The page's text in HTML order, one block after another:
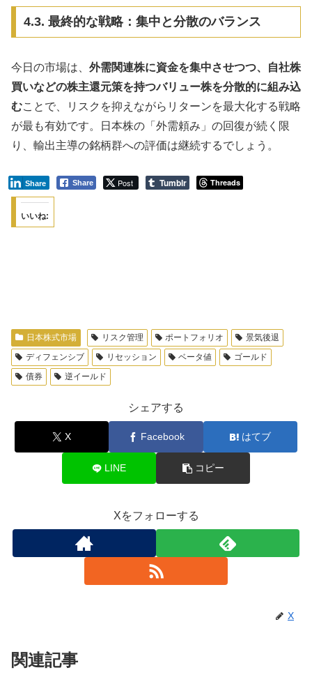
4.3. 最終的な戦略：集中と分散のバランス
今日の市場は、 外需関連株に資金を集中させつつ、自社株
買いなどの株主還元策を持つバリュー株を分散的に組み込
むことで、リスクを抑えながらリターンを最大化する戦略
が最も有効です。日本株の「外需頼み」の回復が続く限
り、輸出主導の銘柄群への評価は継続するでしょう。
Share Post
Share Tumblr Threads
いいね:
日本株式市場 リスク管理 ポートフォリオ
景気後退
ディフェンシブ
リセッション ベータ値
ゴールド
債券
逆イールド
シェアする
X Facebook はてブ
LINE コピー
Xをフォローする
X
関連記事